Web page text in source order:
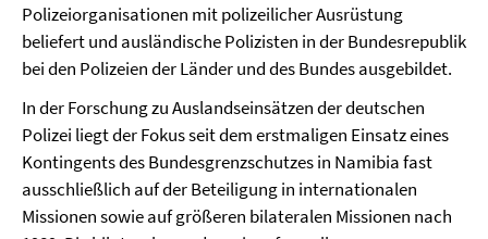
Polizeiorganisationen mit polizeilicher Ausrüstung
beliefert und ausländische Polizisten in der Bundesrepublik
bei den Polizeien der Länder und des Bundes ausgebildet.
In der Forschung zu Auslandseinsätzen der deutschen
Polizei liegt der Fokus seit dem erstmaligen Einsatz eines
Kontingents des Bundesgrenzschutzes in Namibia fast
ausschließlich auf der Beteiligung in internationalen
Missionen sowie auf größeren bilateralen Missionen nach